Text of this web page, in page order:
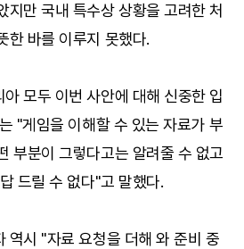
지만 국내 특수상 상황을 고려한 처
한 바를 이루지 못했다.
모두 이번 사안에 대해 신중한 입
"게임을 이해할 수 있는 자료가 부
부분이 그렇다고는 알려줄 수 없고
드릴 수 없다"고 말했다.
역시 "자료 요청을 더해 와 준비 중